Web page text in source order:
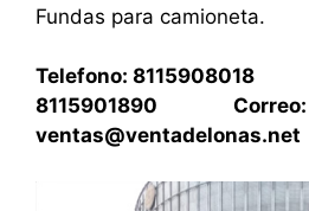
Fundas para camioneta.
Telefono:
8115901890 Correo:
ventas@ventadelonas.net